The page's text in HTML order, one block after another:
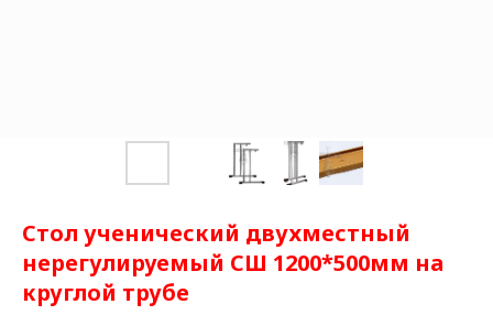
Стол ученический двухместный
нерегулируемый СШ 1200*500мм на
круглой трубе